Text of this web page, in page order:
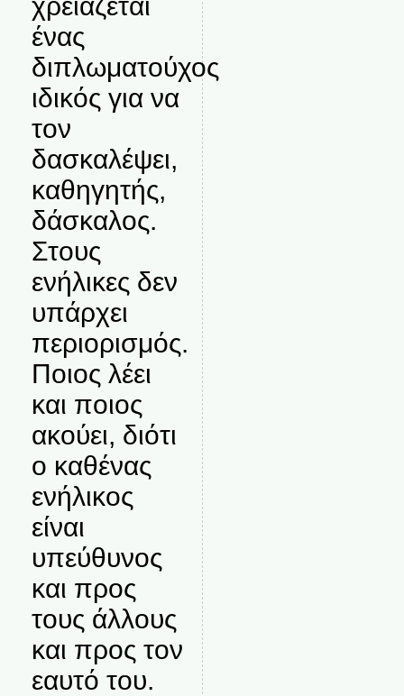
ένας
διπλωματούχος
ιδικός για να
τον
δασκαλέψει,
καθηγητής,
δάσκαλος.
Στους
ενήλικες δεν
υπάρχει
περιορισμός.
Ποιος λέει
και ποιος
ακούει, διότι
ο καθένας
ενήλικος
είναι
υπεύθυνος
και προς
τους άλλους
και προς τον
εαυτό του.